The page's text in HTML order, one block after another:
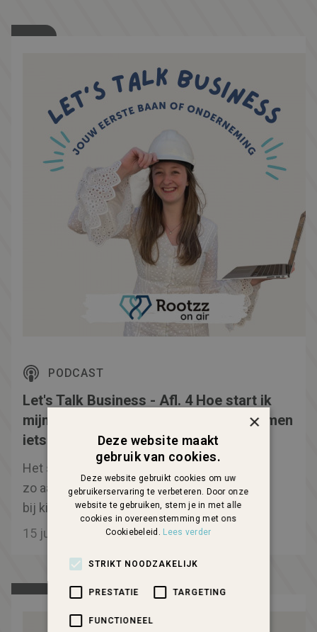
een kijkje in hun carrière!
PODCAST
Let's Talk Business - Afl. 4 Hoe start ik
mijn eigen onderneming? | Is ondernemen
iets voor mij?
Het starten van een onderneming, het klinkt
zo aantrekkelijk... maar wat komt er allemaal
bij kijken? Begin je na je studie gelijk als
ondernemer of ga je toch eerst voor een baas
houden wanneer je een onderneming wil
starten en wat heb je nodig om het te laten
15 juli, 2022
×
Deze website maakt
gebruik van cookies.
Deze website gebruikt cookies om uw
gebruikerservaring te verbeteren. Door onze
website te gebruiken, stem je in met alle
cookies in overeenstemming met ons
Cookiebeleid. Lees verder
STRIKT NOODZAKELIJK
PRESTATIE TARGETING
FUNCTIONEEL